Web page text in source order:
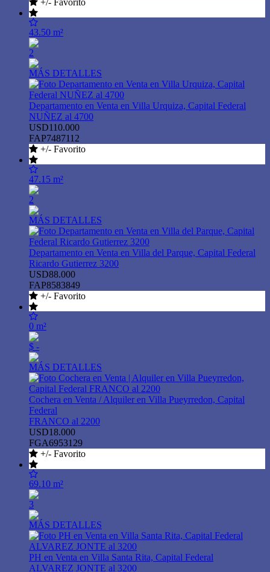
+/- Favorito
43.50 m²
2
MÁS DETALLES
Departamento en Venta en Villa Urquiza, Capital Federal
NUÑEZ al 4700
USD110.000
FAP7487112
+/- Favorito
47.15 m²
2
MÁS DETALLES
Departamento en Venta en Villa del Parque, Capital Federal
Ricardo Gutierrez 3200
USD88.000
FAP8583849
+/- Favorito
0 m²
$ -
MÁS DETALLES
Cochera en Venta / Alquiler en Villa Pueyrredon, Capital
Federal
FRANCO al 2200
USD18.000
FGA6953129
+/- Favorito
69.10 m²
3
MÁS DETALLES
PH en Venta en Villa Santa Rita, Capital Federal
ALVAREZ JONTE al 3200